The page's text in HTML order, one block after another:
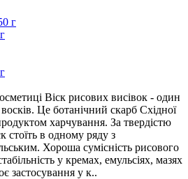
Віск рисових висівок - один
Це ботанічний скарб Східної
харчування. За твердістю
стоїть в одному ряду з
Хороша сумісність рисового
у кремах, емульсіях, мазях
застосування у к..